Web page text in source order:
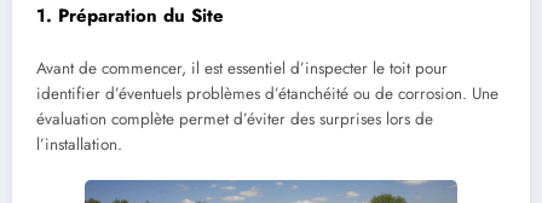
1. Préparation du Site
Avant de commencer, il est essentiel d’inspecter le toit pour
identifier d’éventuels problèmes d’étanchéité ou de corrosion. Une
évaluation complète permet d’éviter des surprises lors de
l’installation.